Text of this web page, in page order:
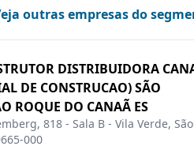
outras empresas do
DISTRIBUIDORA
DE CONSTRUCAO) SÃO
ROQUE DO CANAÃ ES
818 - Sala B - Vila Verde,
000